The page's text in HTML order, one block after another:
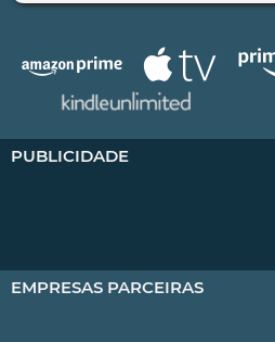
PUBLICIDADE
EMPRESAS PARCEIRAS